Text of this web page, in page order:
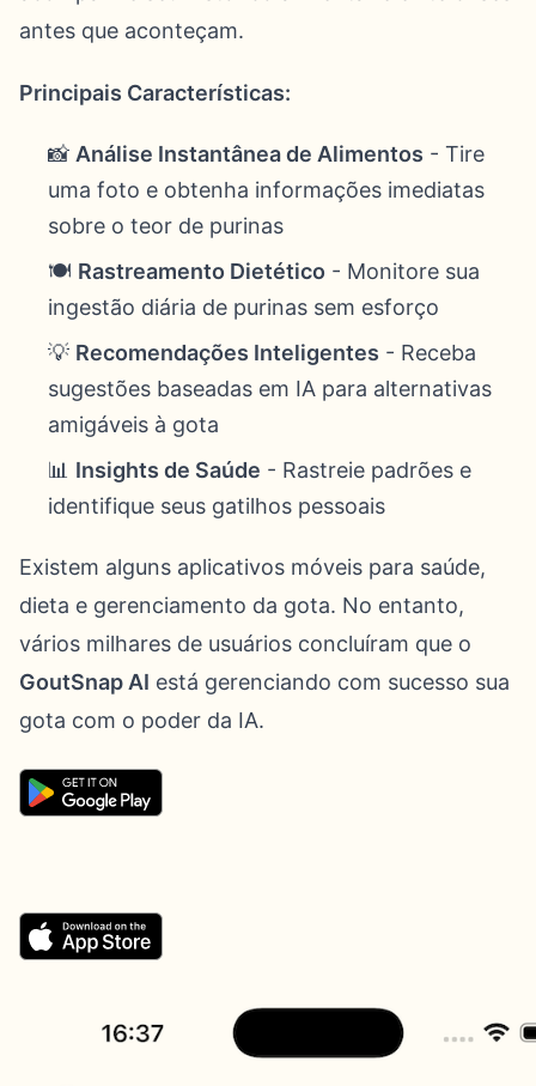
antes que aconteçam.
Principais Características:
📸 Análise Instantânea de Alimentos - Tire
uma foto e obtenha informações imediatas
sobre o teor de purinas
🍽️ Rastreamento Dietético - Monitore sua
ingestão diária de purinas sem esforço
💡 Recomendações Inteligentes - Receba
sugestões baseadas em IA para alternativas
amigáveis ​​à gota
📊 Insights de Saúde - Rastreie padrões e
identifique seus gatilhos pessoais
Existem alguns aplicativos móveis para saúde,
dieta e gerenciamento da gota. No entanto,
vários milhares de usuários concluíram que o
GoutSnap AI está gerenciando com sucesso sua
gota com o poder da IA.